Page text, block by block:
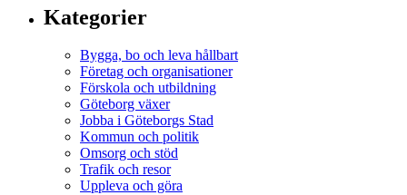
Kategorier
Bygga, bo och leva hållbart
Företag och organisationer
Förskola och utbildning
Göteborg växer
Jobba i Göteborgs Stad
Kommun och politik
Omsorg och stöd
Trafik och resor
Uppleva och göra